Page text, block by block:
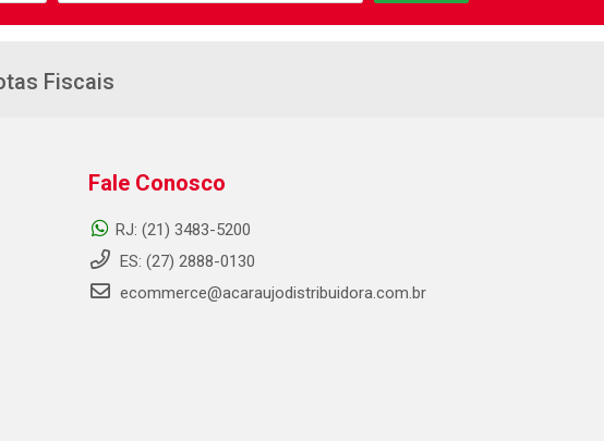
Fiscais
Fale Conosco
RJ: (21) 3483-5200
ES: (27) 2888-0130
ecommerce@acaraujodistribuidora.com.br